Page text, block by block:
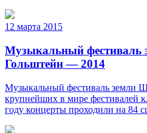
12 марта 2015
Музыкальный фестиваль
Гольштейн — 2014
Музыкальный фестиваль земли
крупнейших в мире фестивалей
году концерты проходили на 84